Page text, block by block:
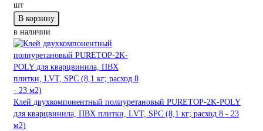
шт
В корзину
в наличии
Клей двухкомпонентный полиуретановый PURETOP-2K-POLY
для кварцвинила, ПВХ плитки, LVT, SPC (8,1 кг; расход 8 - 23
м2)